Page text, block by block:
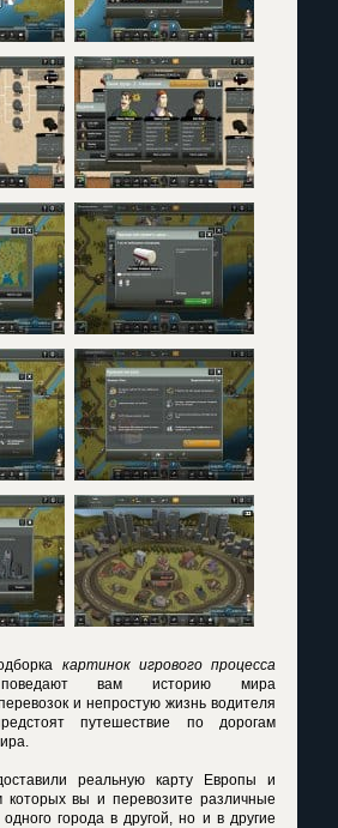
картинок игрового процесса
вам историю мира
и непростую жизнь водителя
путешествие по дорогам
реальную карту Европы и
которых вы и перевозите различные
города в другой, но и в другие